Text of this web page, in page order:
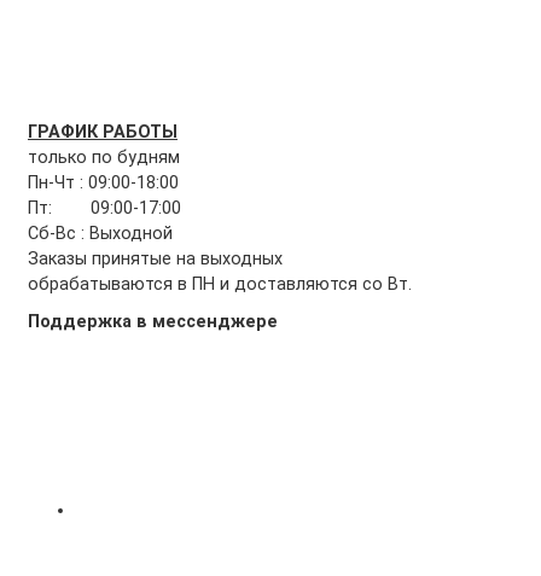
ГРАФИК РАБОТЫ
только по будням
Пн-Чт : 09:00-18:00
Пт: 09:00-17:00
Сб-Вс : Выходной
Заказы принятые на выходных
обрабатываются в ПН и доставляются со Вт.
Поддержка в мессенджере